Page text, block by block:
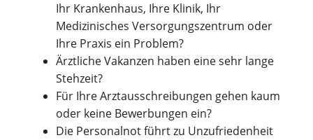
Ihr Krankenhaus, Ihre Klinik, Ihr
Medizinisches Versorgungszentrum oder
Ihre Praxis ein Problem?
Ärztliche Vakanzen haben eine sehr lange
Stehzeit?
Für Ihre Arztausschreibungen gehen kaum
oder keine Bewerbungen ein?
Die Personalnot führt zu Unzufriedenheit